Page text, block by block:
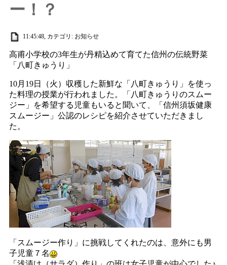
ー！？
11:45:48, カテゴリ: お知らせ
高甫小学校の3年生が丹精込めて育てた信州の伝統野菜
「八町きゅうり」
10月19日（火）収穫した新鮮な「八町きゅうり」を使っ
た料理の授業が行われました。「八町きゅうりのスムー
ジー」を希望する児童もいると聞いて、「信州須坂健康
スムージー」公認のレシピを紹介させていただきまし
た。
「スムージー作り」に挑戦してくれたのは、意外にも男
子児童７名